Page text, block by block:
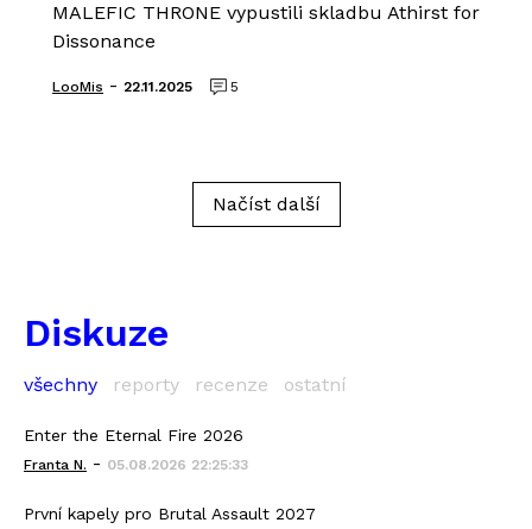
MALEFIC THRONE vypustili skladbu Athirst for
Dissonance
LooMis - 22.11.2025 5
Načíst další
Diskuze
všechny reporty recenze ostatní
Enter the Eternal Fire 2026
Franta N. - 05.08.2026 22:25:33
První kapely pro Brutal Assault 2027